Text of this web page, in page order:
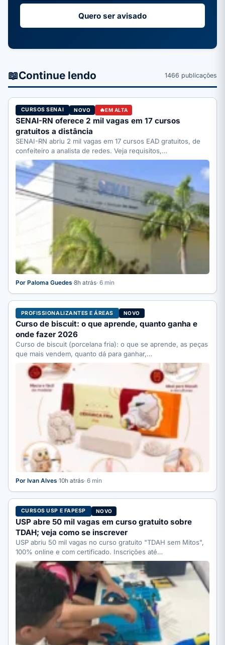
Quero ser avisado
📖Continue lendo 1466 publicações
CURSOS SENAI NOVO EM ALTA
SENAI-RN oferece 2 mil vagas em 17 cursos
gratuitos a distância
SENAI-RN abriu 2 mil vagas em 17 cursos EAD gratuitos, de
confeiteiro a analista de redes. Veja requisitos,…
Por Paloma Guedes·8h atrás· 6 min
PROFISSIONALIZANTES E ÁREAS NOVO
Curso de biscuit: o que aprende, quanto ganha e
onde fazer 2026
Curso de biscuit (porcelana fria): o que se aprende, as peças
que mais vendem, quanto dá para ganhar,…
Por Ivan Alves·10h atrás· 6 min
CURSOS USP E FAPESP NOVO
USP abre 50 mil vagas em curso gratuito sobre
TDAH; veja como se inscrever
USP abriu 50 mil vagas no curso gratuito "TDAH sem Mitos",
100% online e com certificado. Inscrições até…